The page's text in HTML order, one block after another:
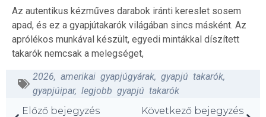
Az autentikus kézműves darabok iránti kereslet sosem
apad, és ez a gyapjútakarók világában sincs másként. Az
aprólékos munkával készült, egyedi mintákkal díszített
takarók nemcsak a melegséget,
2026, amerikai gyapjúgyárak, gyapjú takarók,
gyapjúipar, legjobb gyapjú takarók
Előző bejegyzés
Következő bejegyzés